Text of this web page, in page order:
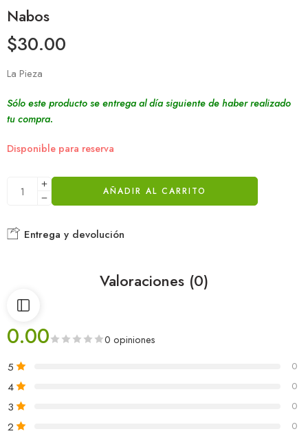
Nabos
$30.00
La Pieza
Sólo este producto se entrega al día siguiente de haber realizado
tu compra.
Disponible para reserva
AÑADIR AL CARRITO
Entrega y devolución
Valoraciones (0)
0.00 0 opiniones
5 0
4 0
3 0
2 0